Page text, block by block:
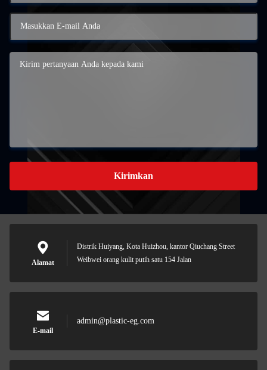
Kirimkan
Alamat
Distrik Huiyang, Kota Huizhou, kantor Qiuchang Street
Weibwei orang kulit putih satu 154 Jalan
E-mail
admin@plastic-eg.com